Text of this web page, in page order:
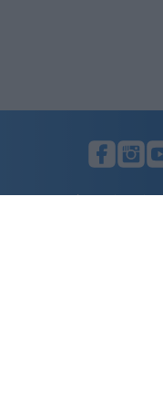
LUNIFIN S.r.l. a socio